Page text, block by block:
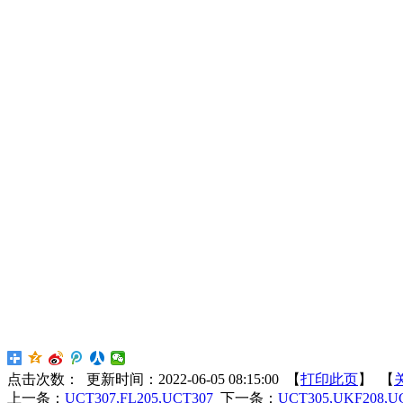
点击次数： 更新时间：2022-06-05 08:15:00 【打印此页】 【
上一条： UCT307,FL205,UCT307 下一条：